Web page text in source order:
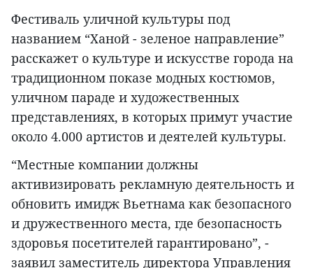
Фестиваль уличной культуры под
названием “Ханой - зеленое направление”
расскажет о культуре и искусстве города на
традиционном показе модных костюмов,
уличном параде и художественных
представлениях, в которых примут участие
около 4.000 артистов и деятелей культуры.
“Местные компании должны
активизировать рекламную деятельность и
обновить имидж Вьетнама как безопасного
и дружественного места, где безопасность
здоровья посетителей гарантировано”, -
заявил заместитель директора Управления